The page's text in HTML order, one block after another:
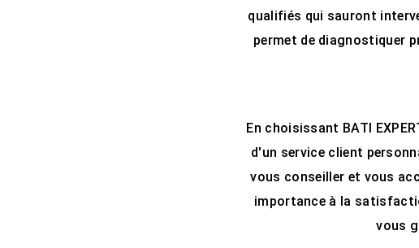
qualifiés qui sauront
permet de diagnostiquer
En choisissant BATI
d'un service client
vous conseiller et vous
importance à la
vous